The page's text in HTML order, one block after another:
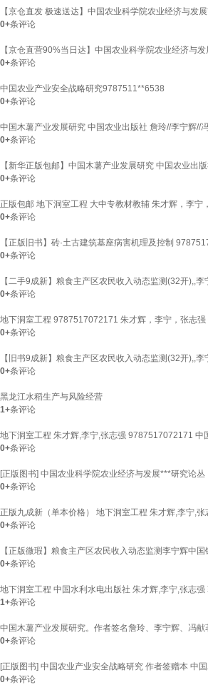
【京仓直发 极速送达】中国农业科学院农业经济与
0+条评论
【京仓直营90%当日达】中国农业科学院农业经济与
0+条评论
中国农业产业安全战略研究9787511**6538
0+条评论
中国木薯产业发展研究 中国农业出版社 詹玲//李宁辉//
0+条评论
【新华正版包邮】中国木薯产业发展研究 中国农业出
0+条评论
正版包邮 地下洞室工程 大中专教材教辅 朱才辉，李
0+条评论
【正版旧书】砖·土古建筑基座病害机理及控制
0+条评论
【二手9成新】粮食主产区农民收入动态监测(32开),,李
0+条评论
地下洞室工程 9787517072171 朱才辉，李宁，张志强
0+条评论
【旧书9成新】粮食主产区农民收入动态监测(32开),,李
0+条评论
黑龙江水稻生产与风险经营
1+条评论
地下洞室工程 朱才辉,李宁,张志强 9787517072171 中
0+条评论
[正版图书] 中国农业科学院农业经济与发展***研究论
0+条评论
正版九成新（单本价格） 地下洞室工程 朱才辉,李宁,
0+条评论
【正版微瑕】粮食主产区农民收入动态监测李宁辉中国
0+条评论
地下洞室工程 中国水利水电出版社 朱才辉,李宁,张志
1+条评论
中国木薯产业发展研究。作者签名詹玲、李宁辉、冯
0+条评论
[正版图书] 中国农业产业安全战略研究 作者签赠本 中
0+条评论